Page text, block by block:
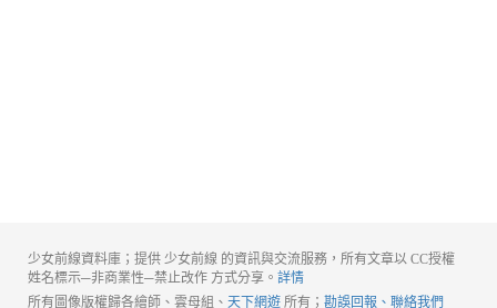
少女前線資料庫；提供 少女前線 的資訊與交流服務，所有文章以 CC授權
姓名標示─非商業性─禁止改作 方式分享。 詳情
所有圖像版權歸各繪師、雲母組、 天下網遊 所有； 勘誤回報、聯絡我們